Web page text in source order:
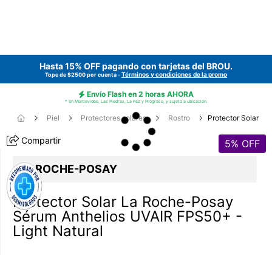
Hasta 15% OFF pagando con tarjetas del BROU.
Tope de $2500 por cuenta -Términos y condiciones de la promo
Envío Flash en 2 horas AHORA
* en Montevideo, Las Piedras, La Paz y Progreso, y sujeto a ubicación.
Piel Protectores solares Rostro Protector Solar
Compartir 5% OFF
LA ROCHE-POSAY
Protector Solar La Roche-Posay
Sérum Anthelios UVAIR FPS50+ -
Light Natural